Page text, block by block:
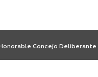
Concejo